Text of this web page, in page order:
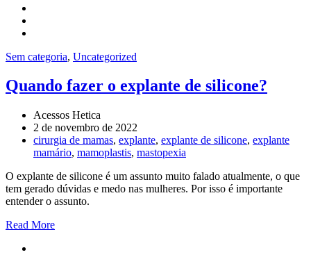
Sem categoria, Uncategorized
Quando fazer o explante de silicone?
Acessos Hetica
2 de novembro de 2022
cirurgia de mamas, explante, explante de silicone, explante
mamário, mamoplastis, mastopexia
O explante de silicone é um assunto muito falado atualmente, o que
tem gerado dúvidas e medo nas mulheres. Por isso é importante
entender o assunto.
Read More